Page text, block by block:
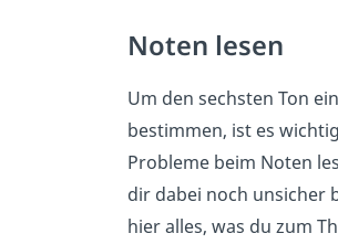
Noten lesen
Um den sechsten Ton
bestimmen, ist es
Probleme beim Noten
dir dabei noch unsicher
hier alles, was du zum